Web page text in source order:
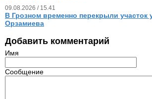
09.08.2026 / 15.41
В Грозном временно перекрыли участок
Орзамиева
Добавить комментарий
Имя
Сообщение